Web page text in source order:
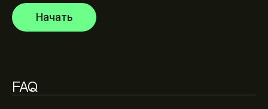
Начать
FAQ
671.01B‎$‎
покупка